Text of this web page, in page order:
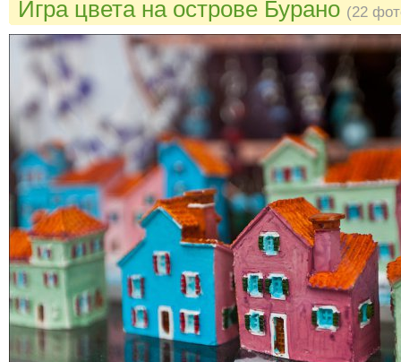
Игра цвета на острове Бурано (22